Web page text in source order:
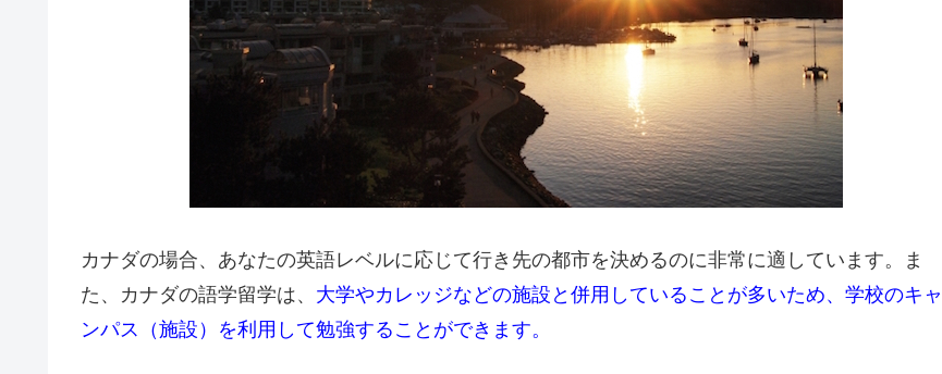
カナダの場合、あなたの英語レベルに応じて行き先の都市を決めるのに非常に適しています。ま
た、カナダの語学留学は、 大学やカレッジなどの施設と併用していることが多いため、 学校のキャ
ンパス（施設）を利用して勉強することができます。